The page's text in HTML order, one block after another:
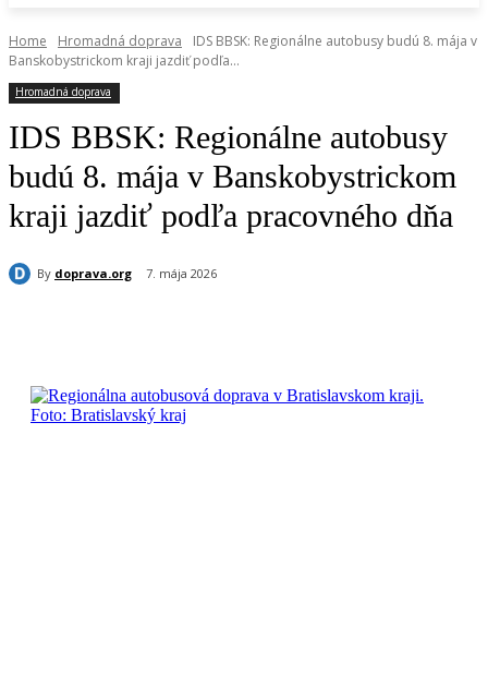
Home Hromadná doprava
IDS BBSK: Regionálne autobusy budú 8. mája v
Banskobystrickom kraji jazdiť podľa...
Hromadná doprava
IDS BBSK: Regionálne autobusy
budú 8. mája v Banskobystrickom
kraji jazdiť podľa pracovného dňa
By doprava.org 7. mája 2026